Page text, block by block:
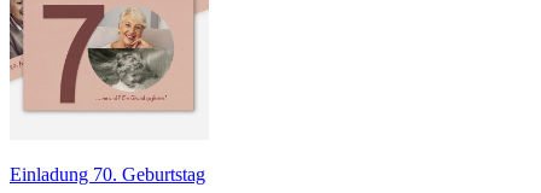
Einladung 70. Geburtstag